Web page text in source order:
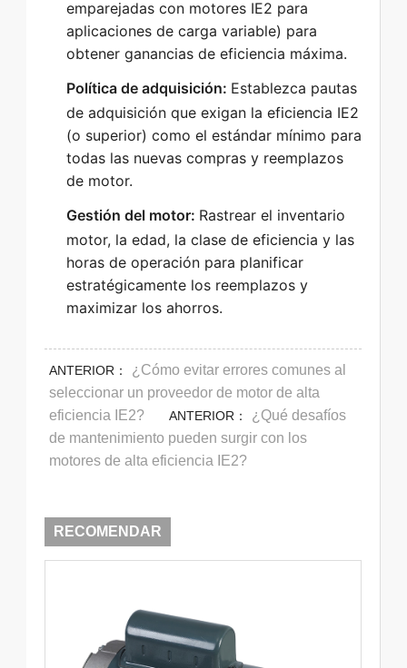
emparejadas con motores IE2 para
aplicaciones de carga variable) para
obtener ganancias de eficiencia máxima.
Política de adquisición: Establezca pautas
de adquisición que exigan la eficiencia IE2
(o superior) como el estándar mínimo para
todas las nuevas compras y reemplazos
de motor.
Gestión del motor: Rastrear el inventario
motor, la edad, la clase de eficiencia y las
horas de operación para planificar
estratégicamente los reemplazos y
maximizar los ahorros.
ANTERIOR：
¿Cómo evitar errores comunes al
seleccionar un proveedor de motor de alta
eficiencia IE2? ANTERIOR：
¿Qué desafíos
de mantenimiento pueden surgir con los
motores de alta eficiencia IE2?
RECOMENDAR